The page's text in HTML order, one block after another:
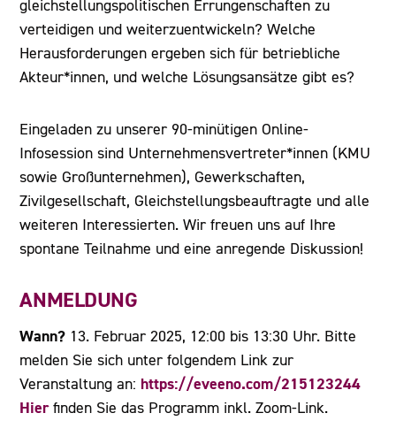
gleichstellungspolitischen Errungenschaften zu
verteidigen und weiterzuentwickeln? Welche
Herausforderungen ergeben sich für betriebliche
Akteur*innen, und welche Lösungsansätze gibt es?
Eingeladen zu unserer 90-minütigen Online-
Infosession sind Unternehmensvertreter*innen (KMU
sowie Großunternehmen), Gewerkschaften,
Zivilgesellschaft, Gleichstellungsbeauftragte und alle
weiteren Interessierten. Wir freuen uns auf Ihre
spontane Teilnahme und eine anregende Diskussion!
ANMELDUNG
Wann? 13. Februar 2025, 12:00 bis 13:30 Uhr. Bitte
melden Sie sich unter folgendem Link zur
Veranstaltung an: https://eveeno.com/215123244
Hierfinden Sie das Programm inkl. Zoom-Link.